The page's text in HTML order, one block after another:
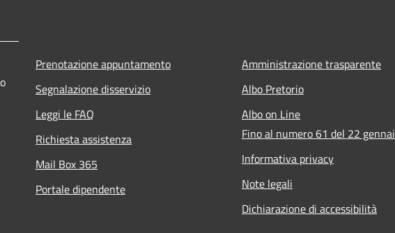
Prenotazione appuntamento
Segnalazione disservizio
Leggi le FAQ
Richiesta assistenza
Mail Box 365
Portale dipendente
Amministrazione trasparente
Albo Pretorio
Albo on Line
Fino al numero 61 del 22
Informativa privacy
Note legali
Dichiarazione di accessibilità